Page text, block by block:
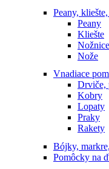
Peany,
Peany
Kliešte
Nožnice
Nože
Vnadiace
Drviče,
Kobry
Lopaty
Praky
Rakety
Bójky,
Pomôcky na